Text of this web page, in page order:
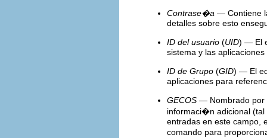
Contrase�a — Contiene
detalles sobre esto
ID del usuario (UID) — El
sistema y las
ID de Grupo (GID) — El
aplicaciones para
GECOS — Nombrado por
informaci�n adicional
entradas en este campo,
comando para